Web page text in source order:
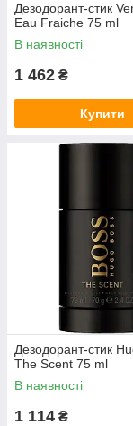
Дезодорант-стик
Eau Fraiche 75 ml
В наявності
1 462 ₴
Купити
Дезодорант-стик
The Scent 75 ml
В наявності
1 114 ₴